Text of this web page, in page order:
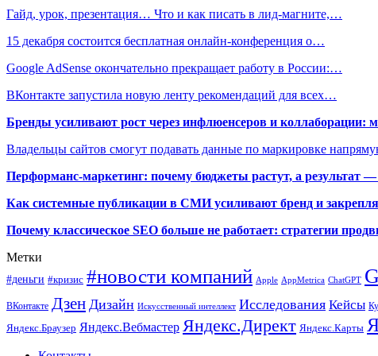
Гайд, урок, презентация… Что и как писать в лид-магните,…
15 декабря состоится бесплатная онлайн-конференция о…
Google AdSense окончательно прекращает работу в России:…
ВКонтакте запустила новую ленту рекомендаций для всех…
Бренды усиливают рост через инфлюенсеров и коллаборации:
Владельцы сайтов смогут подавать данные по маркировке
Перформанс-маркетинг: почему бюджеты растут, а результат —
Как системные публикации в СМИ усиливают бренд и
Почему классическое SEO больше не работает: стратегии
Метки
#деньги #кризис #новости компаний Apple AppMetrica ChatGPT
ВКонтакте Дзен Дизайн Искусственный интеллект Исследования Кейсы
Яндекс.Браузер Яндекс.Вебмастер Яндекс.Директ Яндекс.Карты